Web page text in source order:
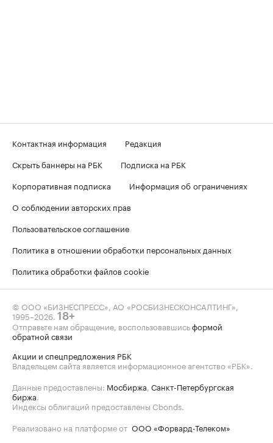
Контактная информация
Редакция
Скрыть баннеры на РБК
Подписка на РБК
Корпоративная подписка
Информация об ограничениях
О соблюдении авторских прав
Пользовательское соглашение
Политика в отношении обработки персональных данных
Политика обработки файлов cookie
© ООО «БИЗНЕСПРЕСС», АО «РОСБИЗНЕСКОНСАЛТИНГ»,
1995–2026. 18+
Отправьте нам обращение, воспользовавшисьформой
обратной связи
Акции и спецпредложения РБК
Владельцем сайта является информационное агентство «РБК».
Данные предоставлены: Мосбиржа, Санкт-Петербургская
биржа.
Индексы облигаций предоставлены Cbonds.
Реализовано на платформе от ООО «Форвард-Телеком»